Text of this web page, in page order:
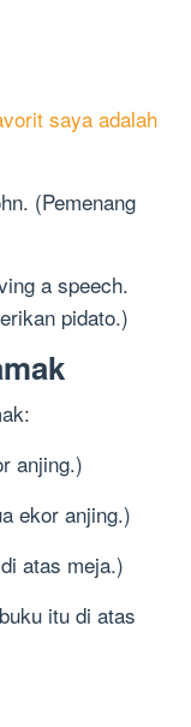
saya adalah
(Pemenang
a speech.
pidato.)
anjing.)
ekor anjing.)
atas meja.)
itu di atas